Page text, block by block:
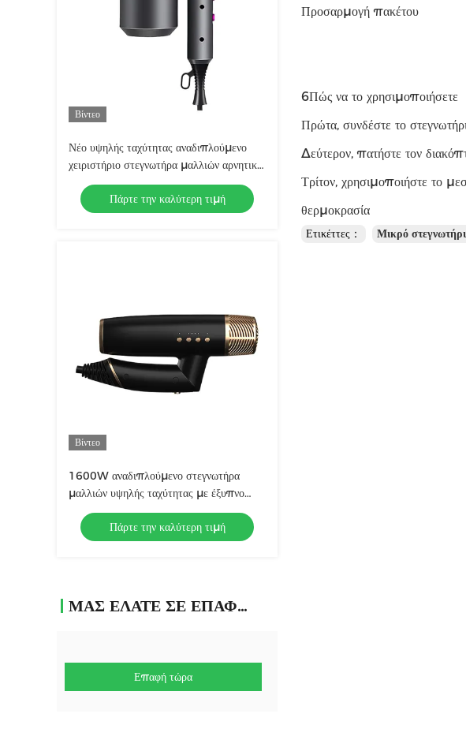
Βίντεο
Νέο υψηλής ταχύτητας αναδιπλούμενο
χειριστήριο στεγνωτήρα μαλλιών αρνητικό
διάχυτο ιόντα φουσκωτή στεγνωτήρα
μαλλιών για εξοπλισμό σαλόνι
Πάρτε την καλύτερη τιμή
Βίντεο
1600W αναδιπλούμενο στεγνωτήρα
μαλλιών υψηλής ταχύτητας με έξυπνο
έλεγχο θερμοκρασίας NTC
Πάρτε την καλύτερη τιμή
ΜΑΣ ΕΛΆΤΕ ΣΕ ΕΠΑΦΉ ΜΕ
Επαφή τώρα
Προσαρμογή πακέτου
6Πώς να το χρησιμοποιήσετε
Πρώτα, συνδέστε το
Δεύτερον, πατήστε τον
Τρίτον, χρησιμοποιήστε το
θερμοκρασία
Ετικέττες： Μικρό